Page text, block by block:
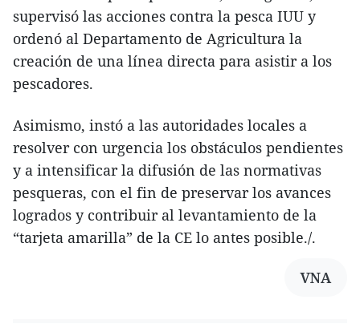
supervisó las acciones contra la pesca IUU y
ordenó al Departamento de Agricultura la
creación de una línea directa para asistir a los
pescadores.
Asimismo, instó a las autoridades locales a
resolver con urgencia los obstáculos pendientes
y a intensificar la difusión de las normativas
pesqueras, con el fin de preservar los avances
logrados y contribuir al levantamiento de la
“tarjeta amarilla” de la CE lo antes posible./.
VNA